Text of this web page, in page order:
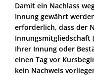
Damit ein Nachlass
Innung gewährt
erforderlich, dass der
Innungsmitgliedschaft
Ihrer Innung oder
einen Tag vor
kein Nachweis